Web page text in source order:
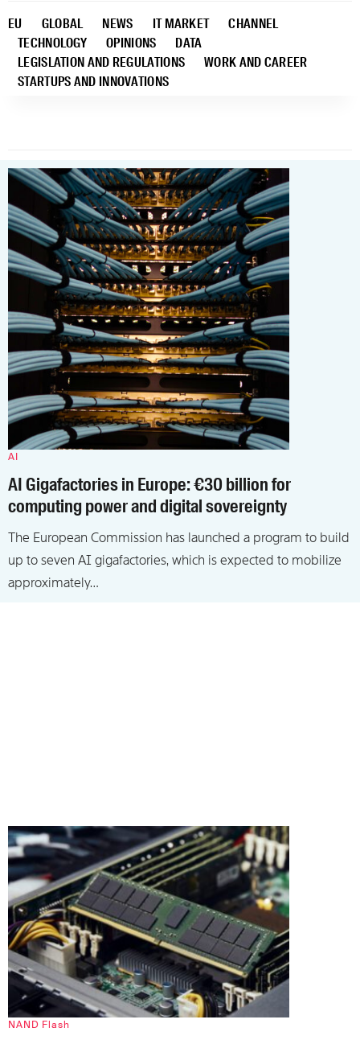
EU GLOBAL NEWS IT MARKET
CHANNEL
TECHNOLOGY
OPINIONS
DATA
LEGISLATION AND REGULATIONS
WORK AND CAREER
STARTUPS AND INNOVATIONS
AI
AI Gigafactories in Europe: €30 billion for
computing power and digital sovereignty
The European Commission has launched a program to build
up to seven AI gigafactories, which is expected to mobilize
approximately…
NAND Flash